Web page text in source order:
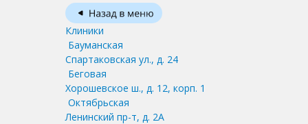
Клиники
Бауманская
Спартаковская ул., д. 24
Беговая
Хорошевское ш., д. 12, корп. 1
Октябрьская
Ленинский пр-т, д. 2А